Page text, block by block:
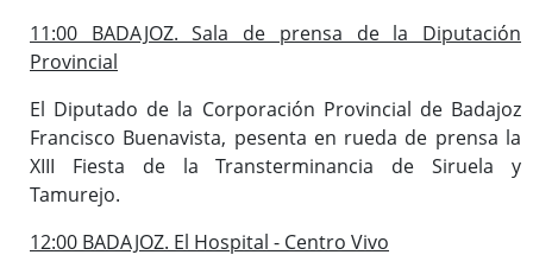
11:00 BADAJOZ. Sala de prensa de la Diputación
Provincial
El Diputado de la Corporación Provincial de Badajoz
Francisco Buenavista, pesenta en rueda de prensa la
XIII Fiesta de la Transterminancia de Siruela y
Tamurejo.
12:00 BADAJOZ. El Hospital - Centro Vivo